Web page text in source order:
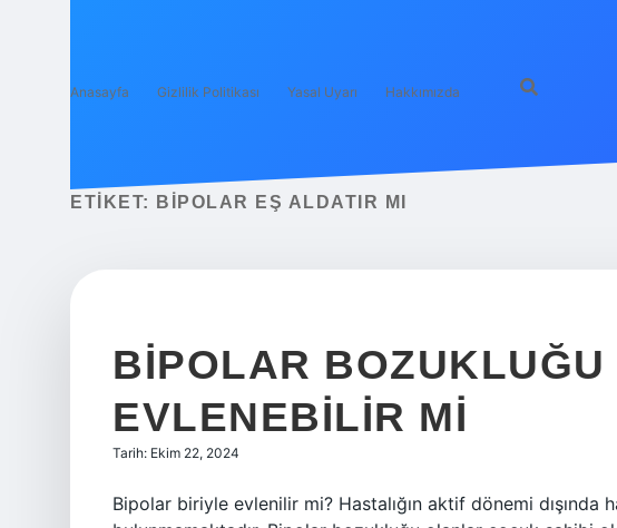
Anasayfa Gizlilik Politikası Yasal Uyarı Hakkımızda
ETIKET: BIPOLAR EŞ ALDATIR MI
BIPOLAR
EVLENEBILIR MI
Tarih: Ekim 22, 2024
Bipolar biriyle evlenilir mi? Hastalığın aktif dönemi dışında